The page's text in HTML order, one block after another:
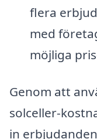
flera
med
möjliga
Genom att
solceller-
in